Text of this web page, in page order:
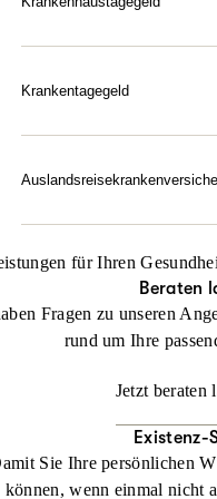
Jetzt konfigurieren
Ein
jeden Tag im
Jetzt konfigurieren
Krankentagegeld
abgesichert.
Jetzt konfigurieren
für Ihren
Beraten
Fragen zu unseren
rund um Ihre
Jetzt beraten
Existenz-
Sie Ihre persönlichen
können, wenn einmal nicht